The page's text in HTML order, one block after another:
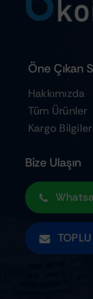
Öne Çıkan
Hakkımızda
Tüm Ürünler
Kargo
Bize Ulaşın